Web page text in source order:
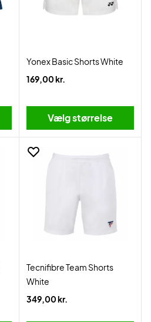
Yonex Basic Shorts White
169,00 kr.
Vælg størrelse
Tecnifibre Team Shorts
White
349,00 kr.